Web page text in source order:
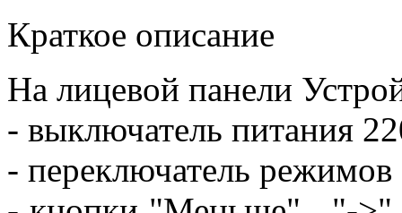
Краткое описание
На лицевой панели
- выключатель питания
- переключатель